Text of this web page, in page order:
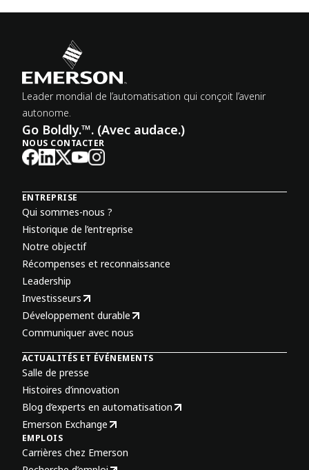
Leader mondial de l’automatisation qui conçoit l’avenir
autonome.
Go Boldly.™. (Avec audace.)
NOUS CONTACTER
ENTREPRISE
Qui sommes-nous ?
Historique de l’entreprise
Notre objectif
Récompenses et reconnaissance
Leadership
Investisseurs
Développement durable
Communiquer avec nous
ACTUALITÉS ET ÉVÉNEMENTS
Salle de presse
Histoires d’innovation
Blog d’experts en automatisation
Emerson Exchange
EMPLOIS
Carrières chez Emerson